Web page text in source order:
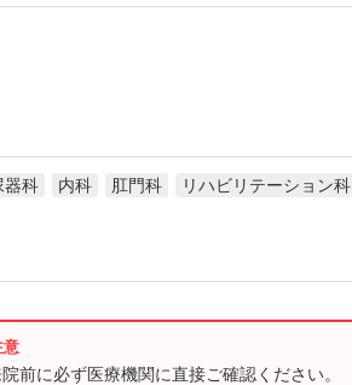
器科 内科 肛門科 リハビリテーション科
前に必ず医療機関に直接ご確認ください。